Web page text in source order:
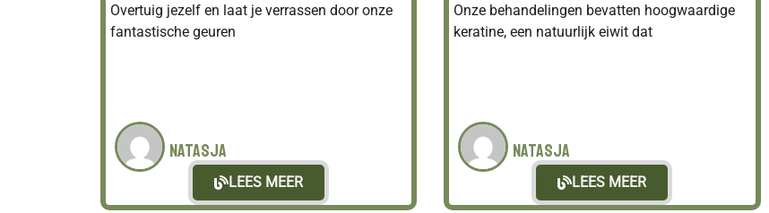
Overtuig jezelf en laat je verrassen door onze
fantastische geuren
Natasja
LEES MEER
Onze behandelingen bevatten hoogwaardige
keratine, een natuurlijk eiwit dat
Natasja
LEES MEER